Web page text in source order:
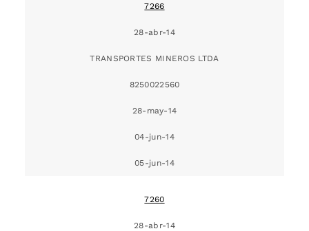
7266
28-abr-14
TRANSPORTES MINEROS LTDA
8250022560
28-may-14
04-jun-14
05-jun-14
7260
28-abr-14